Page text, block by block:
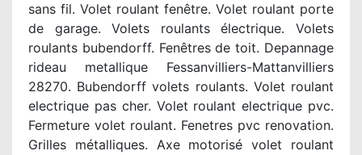
sans fil. Volet roulant fenêtre. Volet roulant porte
de garage. Volets roulants électrique. Volets
roulants bubendorff. Fenêtres de toit. Depannage
rideau metallique Fessanvilliers-Mattanvilliers
28270. Bubendorff volets roulants. Volet roulant
electrique pas cher. Volet roulant electrique pvc.
Fermeture volet roulant. Fenetres pvc renovation.
Grilles métalliques. Axe motorisé volet roulant